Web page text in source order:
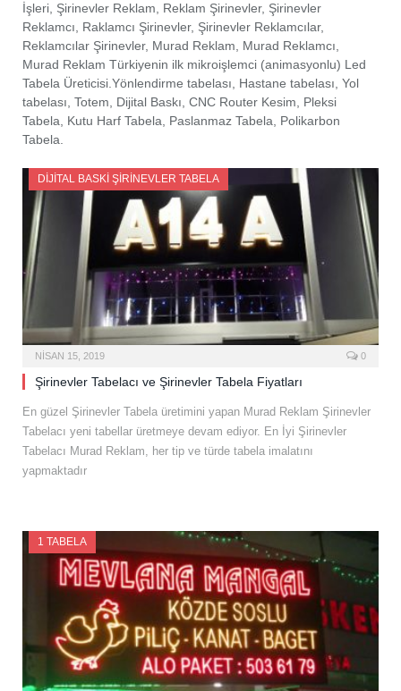
İşleri, Şirinevler Reklam, Reklam Şirinevler, Şirinevler
Reklamcı, Raklamcı Şirinevler, Şirinevler Reklamcılar,
Reklamcılar Şirinevler, Murad Reklam, Murad Reklamcı,
Murad Reklam Türkiyenin ilk mikroişlemci (animasyonlu) Led
Tabela Üreticisi.Yönlendirme tabelası, Hastane tabelası, Yol
tabelası, Totem, Dijital Baskı, CNC Router Kesim, Pleksi
Tabela, Kutu Harf Tabela, Paslanmaz Tabela, Polikarbon
Tabela.
DIJITAL BASKI ŞIRINEVLER TABELA
NISAN 15, 2019 0
Şirinevler Tabelacı ve Şirinevler Tabela Fiyatları
En güzel Şirinevler Tabela üretimini yapan Murad Reklam Şirinevler
Tabelacı yeni tabellar üretmeye devam ediyor. En İyi Şirinevler
Tabelacı Murad Reklam, her tip ve türde tabela imalatını
yapmaktadır
1 TABELA